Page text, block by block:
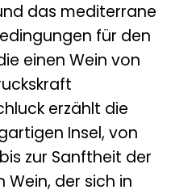
das mediterrane
für den
einen Wein von
erzählt die
Insel, von
zur Sanftheit der
Wein, der sich in